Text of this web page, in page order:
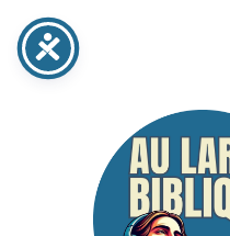
contenu